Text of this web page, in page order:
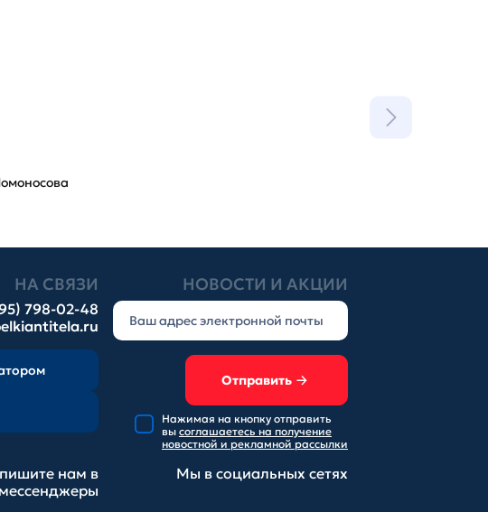
НА СВЯЗИ
798-02-48
НОВОСТИ И АКЦИИ
Отправить
Нажимая на кнопку отправить
вы соглашаетесь на получение
новостной и рекламной рассылки
нам в
мессенджеры
Мы в социальных сетях